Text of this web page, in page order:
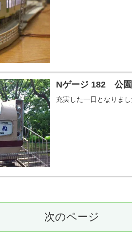
Nゲージ 182 公園
充実した一日となりまし
次のページ